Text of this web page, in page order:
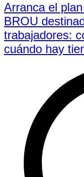
Arranca el
BROU
trabajadores:
cuándo hay